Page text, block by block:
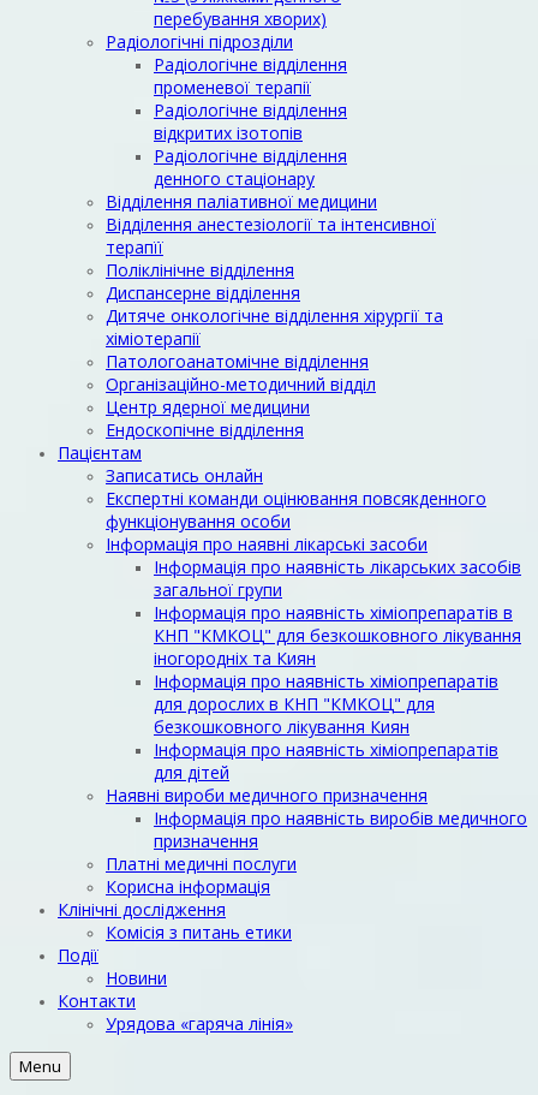
перебування хворих)
Радіологічні підрозділи
Радіологічне відділення
променевої терапії
Радіологічне відділення
відкритих ізотопів
Радіологічне відділення
денного стаціонару
Відділення паліативної медицини
Відділення анестезіології та інтенсивної
терапїї
Поліклінічне відділення
Диспансерне відділення
Дитяче онкологічне відділення хірургії та
хіміотерапії
Патологоанатомічне відділення
Організаційно-методичний відділ
Центр ядерної медицини
Ендоскопічне відділення
Пацієнтам
Записатись онлайн
Експертні команди оцінювання повсякденного
функціонування особи
Інформація про наявні лікарські засоби
Інформація про наявність лікарських засобів
загальної групи
Інформація про наявність хіміопрепаратів в
КНП "КМКОЦ" для безкошковного лікування
іногородніх та Киян
Інформація про наявність хіміопрепаратів
для дорослих в КНП "КМКОЦ" для
безкошковного лікування Киян
Інформація про наявність хіміопрепаратів
для дітей
Наявні вироби медичного призначення
Інформація про наявність виробів медичного
призначення
Платні медичні послуги
Корисна інформація
Клінічні дослідження
Комісія з питань етики
Події
Новини
Контакти
Урядова «гаряча лінія»
Menu